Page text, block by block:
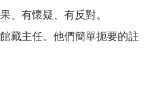
、有懷疑、有反對。
藏主任。他們簡單扼要的註